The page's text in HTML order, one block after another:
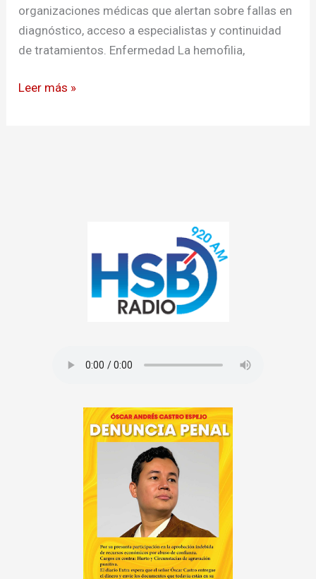
organizaciones médicas que alertan sobre fallas en
diagnóstico, acceso a especialistas y continuidad
de tratamientos. Enfermedad La hemofilia,
Leer más »